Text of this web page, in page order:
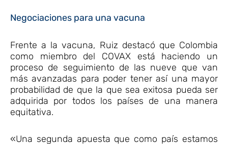
Negociaciones para una vacuna
Frente a la vacuna, Ruiz destacó que Colombia
como miembro del COVAX está haciendo un
proceso de seguimiento de las nueve que van
más avanzadas para poder tener así una mayor
probabilidad de que la que sea exitosa pueda ser
adquirida por todos los países de una manera
equitativa.
«Una segunda apuesta que como país estamos